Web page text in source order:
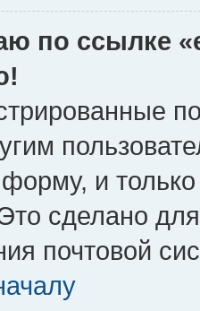
по ссылке
и
сделано
почтовой